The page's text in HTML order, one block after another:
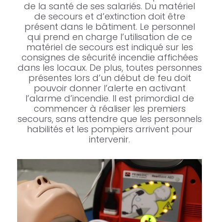
de la santé de ses salariés. Du matériel
de secours et d’extinction doit être
présent dans le bâtiment. Le personnel
qui prend en charge l’utilisation de ce
matériel de secours est indiqué sur les
consignes de sécurité incendie affichées
dans les locaux. De plus, toutes personnes
présentes lors d’un début de feu doit
pouvoir donner l’alerte en activant
l’alarme d’incendie. Il est primordial de
commencer à réaliser les premiers
secours, sans attendre que les personnels
habilités et les pompiers arrivent pour
intervenir.